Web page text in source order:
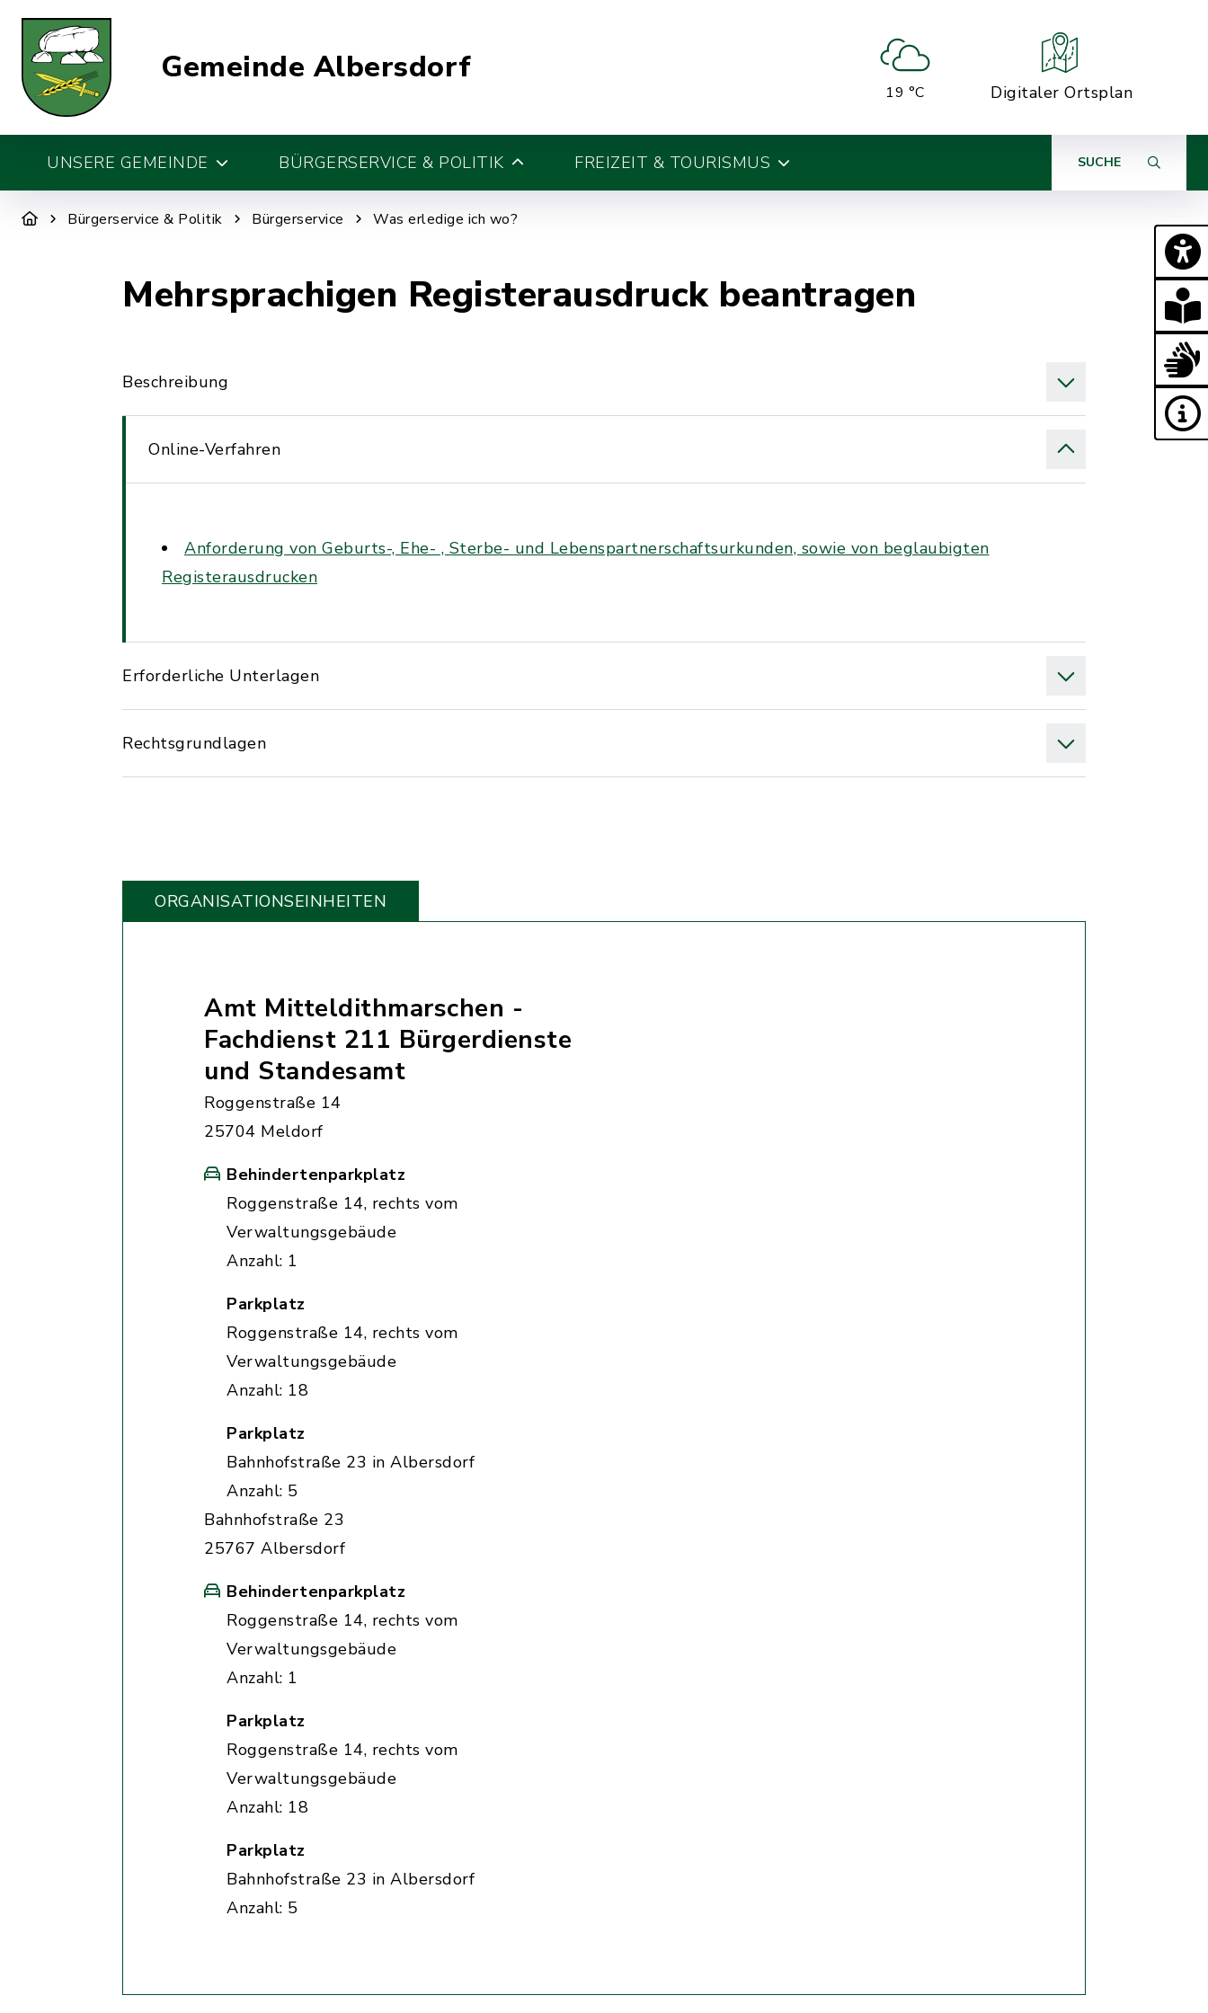
Gemeinde Albersdorf
19 °C Digitaler Ortsplan
UNSERE GEMEINDE BÜRGERSERVICE & POLITIK FREIZEIT & TOURISMUS SUCHE
Bürgerservice & Politik Bürgerservice Was erledige ich wo?
Mehrsprachigen Registerausdruck beantragen
Beschreibung
Online-Verfahren
Anforderung von Geburts-, Ehe- , Sterbe- und Lebenspartnerschaftsurkunden, sowie von beglaubigten
Registerausdrucken
Erforderliche Unterlagen
Rechtsgrundlagen
ORGANISATIONS­EINHEITEN
Amt Mitteldithmarschen -
Fachdienst 211 Bürgerdienste
und Standesamt
Roggenstraße 14
25704 Meldorf
Behindertenparkplatz
Roggenstraße 14, rechts vom
Verwaltungsgebäude
Anzahl: 1
Parkplatz
Roggenstraße 14, rechts vom
Verwaltungsgebäude
Anzahl: 18
Parkplatz
Bahnhofstraße 23 in Albersdorf
Anzahl: 5
Bahnhofstraße 23
25767 Albersdorf
Behindertenparkplatz
Roggenstraße 14, rechts vom
Verwaltungsgebäude
Anzahl: 1
Parkplatz
Roggenstraße 14, rechts vom
Verwaltungsgebäude
Anzahl: 18
Parkplatz
Bahnhofstraße 23 in Albersdorf
Anzahl: 5